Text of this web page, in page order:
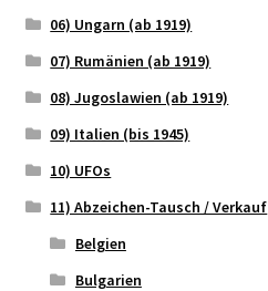
06) Ungarn (ab 1919)
07) Rumänien (ab 1919)
08) Jugoslawien (ab 1919)
09) Italien (bis 1945)
10) UFOs
11) Abzeichen-Tausch / Verkauf
Belgien
Bulgarien